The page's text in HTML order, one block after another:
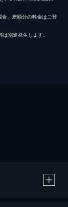
、差額分の料金はご登
別途発生します。